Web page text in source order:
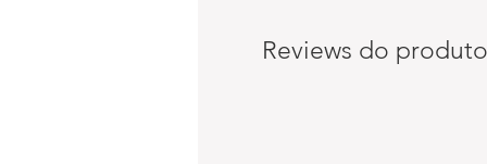
Reviews do produto